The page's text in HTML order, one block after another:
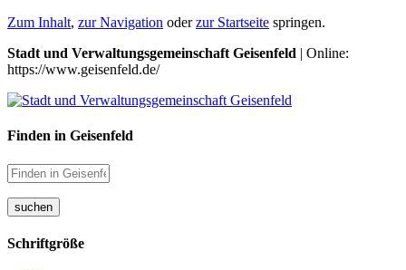
Zum Inhalt, zur Navigation oderzur Startseite springen.
Stadt und Verwaltungsgemeinschaft Geisenfeld | Online:
https://www.geisenfeld.de/
Finden in Geisenfeld
suchen
Schriftgröße